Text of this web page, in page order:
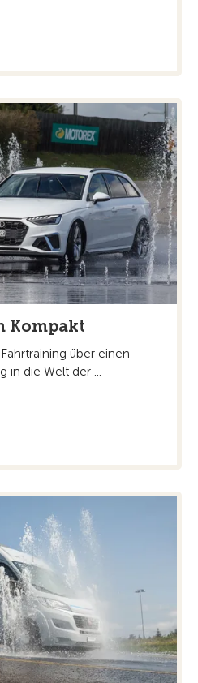
Kompakt
über einen
in die Welt der ...